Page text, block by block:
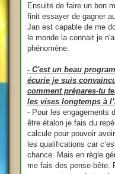
Ensuite de faire un bon
finit essayer de gagner
Jan est capable de me
le monde la connait je
phénomène.
- C'est un beau
écurie je suis
comment prépares-tu
les vises longtemps à
- Pour les engagements
être étalon je fais du
calcule pour pouvoir
les qualifications car
chance. Mais en règle
me fais des pense-bête.